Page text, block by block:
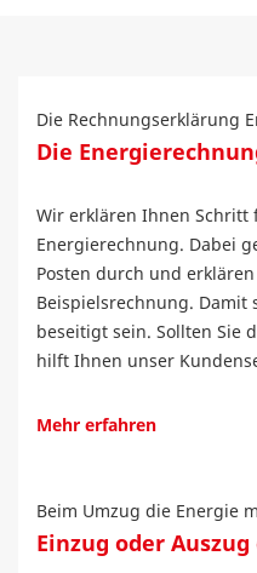
Die Rechnungserklärung
Die
Wir erklären Ihnen Schritt
Energierechnung. Dabei
Posten durch und
Beispielsrechnung. Damit
beseitigt sein. Sollten Sie
hilft Ihnen unser
Mehr erfahren
Beim Umzug die Energie
Einzug oder